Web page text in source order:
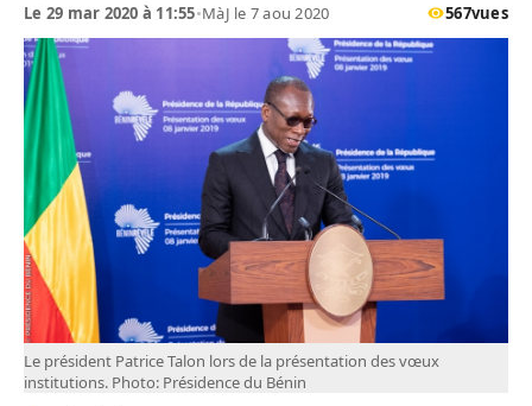
Le 29 mar 2020 à 11:55•MàJ le 7 aou 2020 567vues
Le président Patrice Talon lors de la présentation des vœux
institutions. Photo: Présidence du Bénin